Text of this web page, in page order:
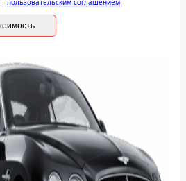
пользовательским соглашением